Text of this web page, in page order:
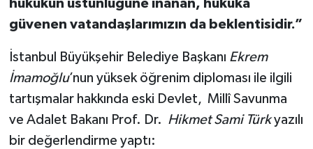
hukukun üstünlüğüne inanan, hukuka
güvenen vatandaşlarımızın da beklentisidir.”
İstanbul Büyükşehir Belediye Başkanı Ekrem
İmamoğlu’nun yüksek öğrenim diploması ile ilgili
tartışmalar hakkında eski Devlet, Millî Savunma
ve Adalet Bakanı Prof. Dr. Hikmet Sami Türkyazılı
bir değerlendirme yaptı: